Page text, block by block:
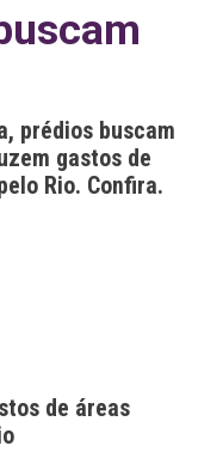
prédios buscam
gastos de
Rio. Confira.
de áreas